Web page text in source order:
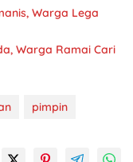
Warga Lega
Warga Ramai Cari
pimpin